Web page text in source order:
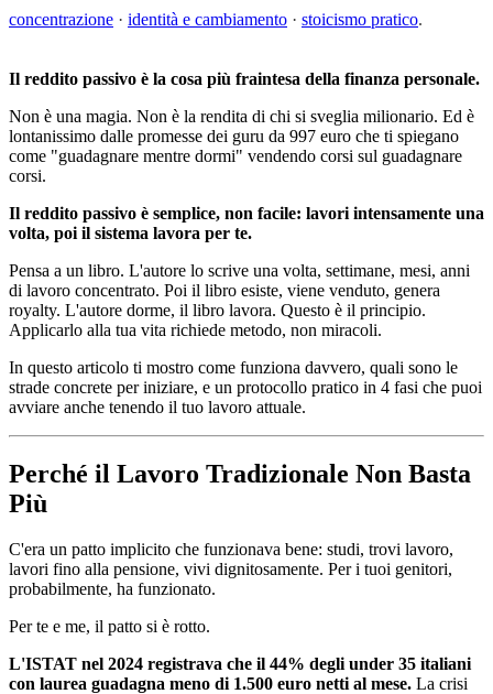
concentrazione · identità e cambiamento · stoicismo pratico.
Il reddito passivo è la cosa più fraintesa della finanza personale.
Non è una magia. Non è la rendita di chi si sveglia milionario. Ed è
lontanissimo dalle promesse dei guru da 997 euro che ti spiegano
come "guadagnare mentre dormi" vendendo corsi sul guadagnare
corsi.
Il reddito passivo è semplice, non facile: lavori intensamente una
volta, poi il sistema lavora per te.
Pensa a un libro. L'autore lo scrive una volta, settimane, mesi, anni
di lavoro concentrato. Poi il libro esiste, viene venduto, genera
royalty. L'autore dorme, il libro lavora. Questo è il principio.
Applicarlo alla tua vita richiede metodo, non miracoli.
In questo articolo ti mostro come funziona davvero, quali sono le
strade concrete per iniziare, e un protocollo pratico in 4 fasi che puoi
avviare anche tenendo il tuo lavoro attuale.
Perché il Lavoro Tradizionale Non Basta
Più
C'era un patto implicito che funzionava bene: studi, trovi lavoro,
lavori fino alla pensione, vivi dignitosamente. Per i tuoi genitori,
probabilmente, ha funzionato.
Per te e me, il patto si è rotto.
L'ISTAT nel 2024 registrava che il 44% degli under 35 italiani
con laurea guadagna meno di 1.500 euro netti al mese. La crisi